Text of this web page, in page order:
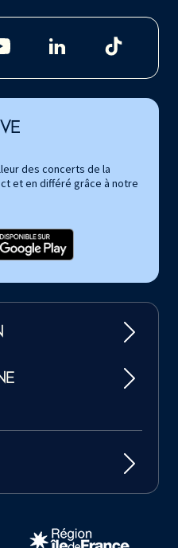
des concerts de la
et en différé grâce à notre
de Paris